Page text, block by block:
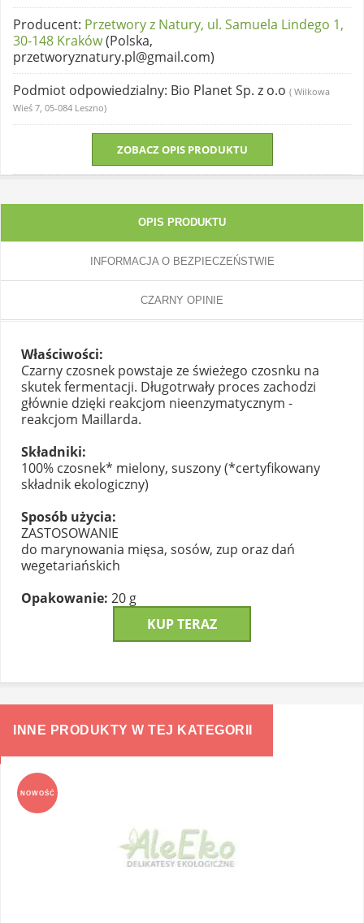
Producent: Przetwory z Natury, ul. Samuela Lindego 1,
30-148 Kraków(Polska,
przetworyznatury.pl@gmail.com)
Podmiot odpowiedzialny: Bio Planet Sp. z o.o ( Wilkowa
Wieś 7, 05-084 Leszno)
ZOBACZ OPIS PRODUKTU
OPIS PRODUKTU
INFORMACJA O BEZPIECZEŃSTWIE
CZARNY OPINIE
Właściwości:
Czarny czosnek powstaje ze świeżego czosnku na
skutek fermentacji. Długotrwały proces zachodzi
głównie dzięki reakcjom nieenzymatycznym -
reakcjom Maillarda.
Składniki:
100% czosnek* mielony, suszony (*certyfikowany
składnik ekologiczny)
Sposób użycia:
ZASTOSOWANIE
do marynowania mięsa, sosów, zup oraz dań
wegetariańskich
Opakowanie: 20 g
KUP TERAZ
INNE PRODUKTY W TEJ KATEGORII
NOWOŚĆ